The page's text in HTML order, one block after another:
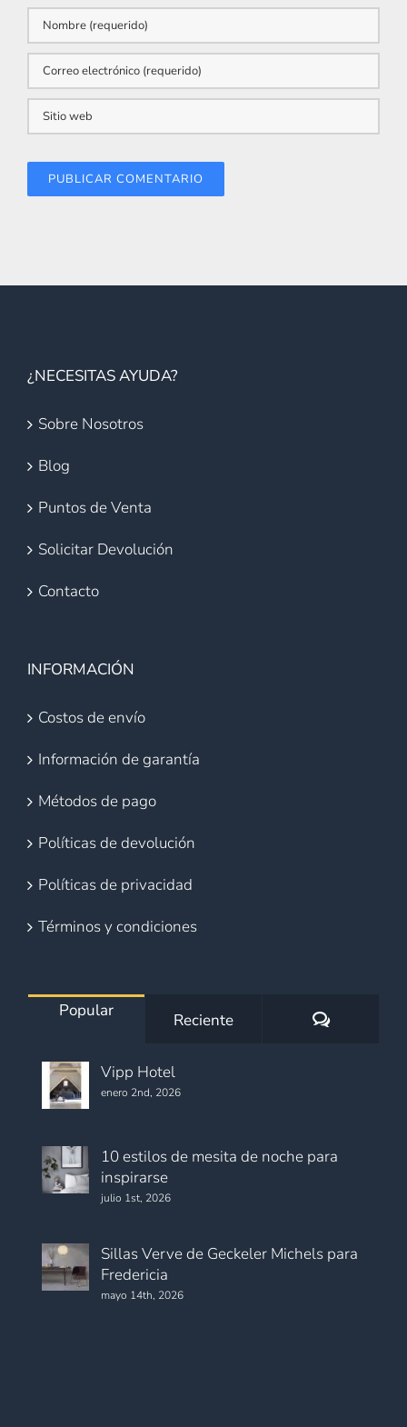
¿NECESITAS AYUDA?
Sobre Nosotros
Blog
Puntos de Venta
Solicitar Devolución
Contacto
INFORMACIÓN
Costos de envío
Información de garantía
Métodos de pago
Políticas de devolución
Políticas de privacidad
Términos y condiciones
Popular Reciente
Vipp Hotel
enero 2nd, 2026
10 estilos de mesita de noche para
inspirarse
julio 1st, 2026
Sillas Verve de Geckeler Michels para
Fredericia
mayo 14th, 2026